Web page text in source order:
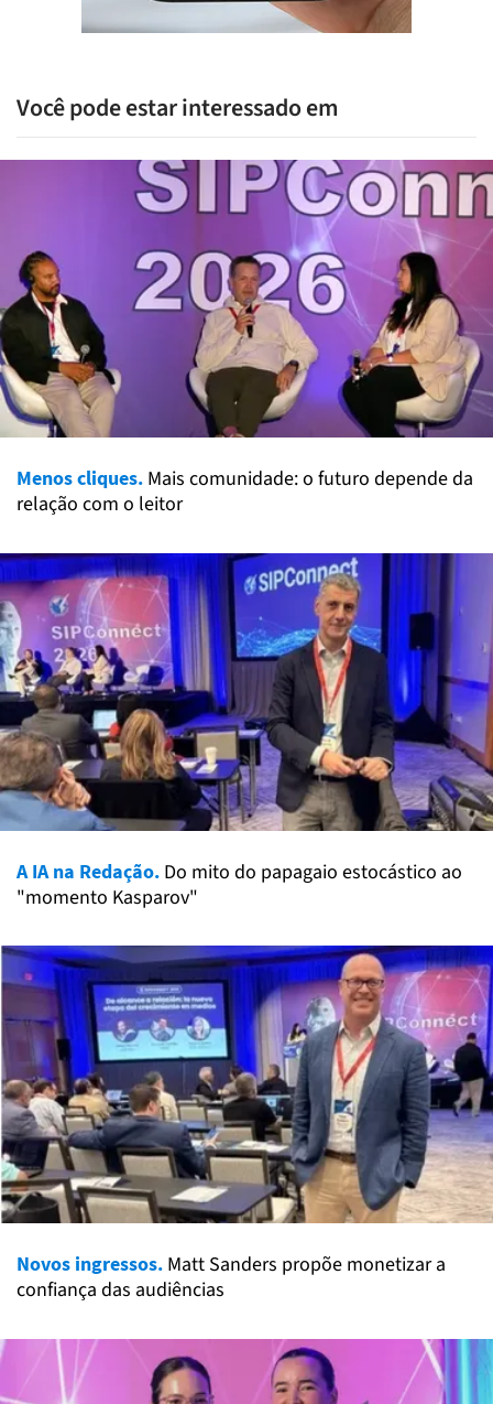
Você pode estar interessado em
Menos cliques. Mais comunidade: o futuro depende da
relação com o leitor
A IA na Redação. Do mito do papagaio estocástico ao
"momento Kasparov"
Novos ingressos. Matt Sanders propõe monetizar a
confiança das audiências